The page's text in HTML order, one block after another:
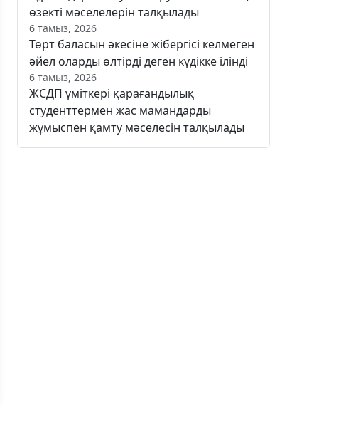
өзекті мәселелерін талқылады
6 тамыз, 2026
Төрт баласын әкесіне жібергісі келмеген
әйел оларды өлтірді деген күдікке ілінді
6 тамыз, 2026
ЖСДП үміткері қарағандылық
студенттермен жас мамандарды
жұмыспен қамту мәселесін талқылады